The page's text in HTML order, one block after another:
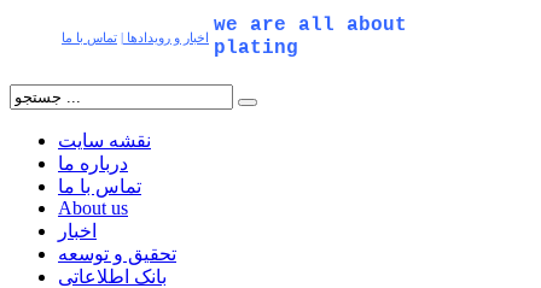
اخبار و رویدادها تماس با ما
we are all about
plating
نقشه سایت
درباره ما
تماس با ما
About us
اخبار
تحقیق و توسعه
بانک اطلاعاتی